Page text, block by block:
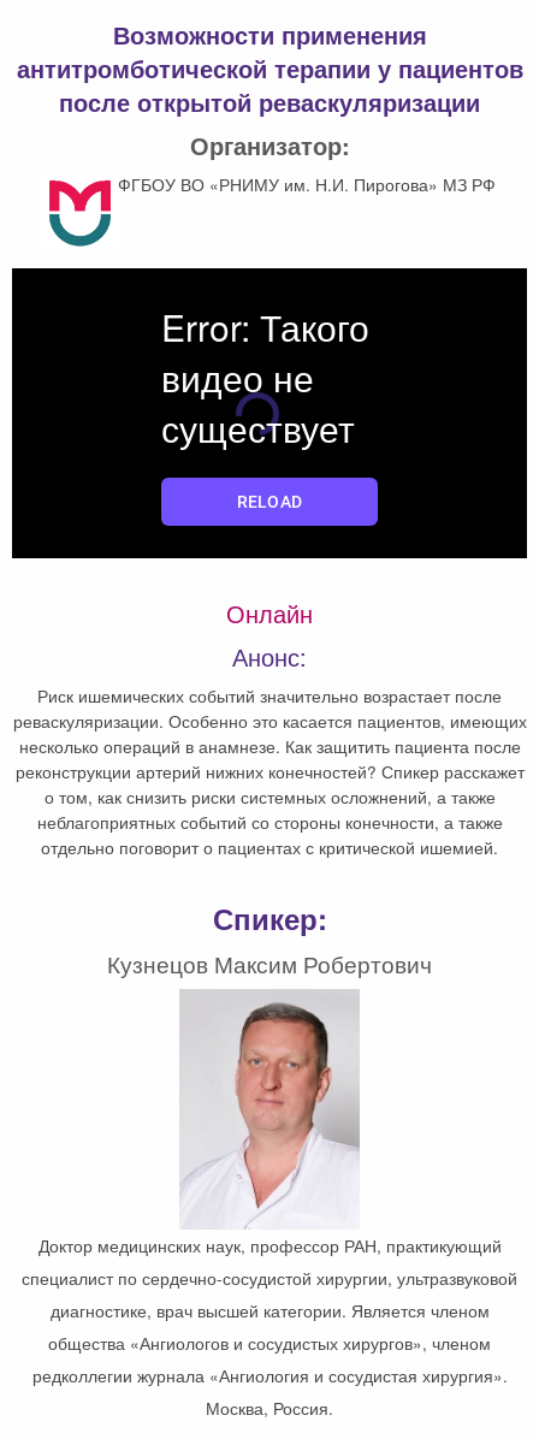
Возможности применения
антитромботической терапии у пациентов
после открытой реваскуляризации
Организатор:
ФГБОУ ВО «РНИМУ им. Н.И. Пирогова» МЗ РФ
Онлайн
Анонс:
Риск ишемических событий значительно возрастает после
реваскуляризации. Особенно это касается пациентов, имеющих
несколько операций в анамнезе. Как защитить пациента после
реконструкции артерий нижних конечностей? Спикер расскажет
о том, как снизить риски системных осложнений, а также
неблагоприятных событий со стороны конечности, а также
отдельно поговорит о пациентах с критической ишемией.
Спикер:
Кузнецов Максим Робертович
Доктор медицинских наук, профессор РАН, практикующий
специалист по сердечно-сосудистой хирургии, ультразвуковой
диагностике, врач высшей категории. Является членом
общества «Ангиологов и сосудистых хирургов», членом
редколлегии журнала «Ангиология и сосудистая хирургия».
Москва, Россия.